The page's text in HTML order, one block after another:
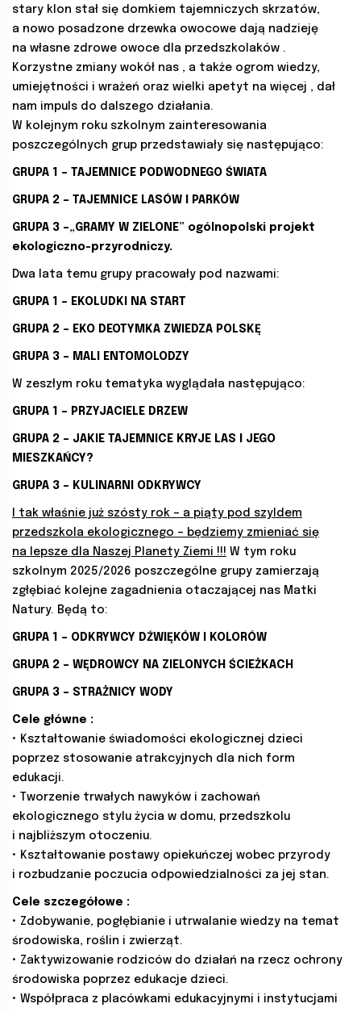
stary klon stał się domkiem tajemniczych skrzatów,
a nowo posadzone drzewka owocowe dają nadzieję
na własne zdrowe owoce dla przedszkolaków .
Korzystne zmiany wokół nas , a także ogrom wiedzy,
umiejętności i wrażeń oraz wielki apetyt na więcej , dał
nam impuls do dalszego działania.
W kolejnym roku szkolnym zainteresowania
poszczególnych grup przedstawiały się następująco:
GRUPA 1 – TAJEMNICE PODWODNEGO ŚWIATA
GRUPA 2 – TAJEMNICE LASÓW I PARKÓW
GRUPA 3 –„GRAMY W ZIELONE” ogólnopolski projekt
ekologiczno-przyrodniczy.
Dwa lata temu grupy pracowały pod nazwami:
GRUPA 1 – EKOLUDKI NA START
GRUPA 2 – EKO DEOTYMKA ZWIEDZA POLSKĘ
GRUPA 3 – MALI ENTOMOLODZY
W zeszłym roku tematyka wyglądała następująco:
GRUPA 1 – PRZYJACIELE DRZEW
GRUPA 2 – JAKIE TAJEMNICE KRYJE LAS I JEGO
MIESZKAŃCY?
GRUPA 3 – KULINARNI ODKRYWCY
I tak właśnie już szósty rok – a piąty pod szyldem
przedszkola ekologicznego – będziemy zmieniać się
na lepsze dla Naszej Planety Ziemi !!! W tym roku
szkolnym 2025/2026 poszczególne grupy zamierzają
zgłębiać kolejne zagadnienia otaczającej nas Matki
Natury. Będą to:
GRUPA 1 – ODKRYWCY DŹWIĘKÓW I KOLORÓW
GRUPA 2 – WĘDROWCY NA ZIELONYCH ŚCIEŻKACH
GRUPA 3 – STRAŻNICY WODY
Cele główne :
• Kształtowanie świadomości ekologicznej dzieci
poprzez stosowanie atrakcyjnych dla nich form
edukacji.
• Tworzenie trwałych nawyków i zachowań
ekologicznego stylu życia w domu, przedszkolu
i najbliższym otoczeniu.
• Kształtowanie postawy opiekuńczej wobec przyrody
i rozbudzanie poczucia odpowiedzialności za jej stan.
Cele szczegółowe :
• Zdobywanie, pogłębianie i utrwalanie wiedzy na temat
środowiska, roślin i zwierząt.
• Zaktywizowanie rodziców do działań na rzecz ochrony
środowiska poprzez edukacje dzieci.
• Współpraca z placówkami edukacyjnymi i instytucjami